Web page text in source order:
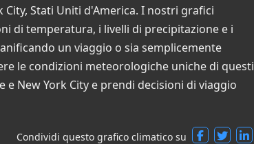
Stati Uniti d'America. I nostri grafici
di temperatura, i livelli di precipitazione e i
un viaggio o sia semplicemente
le condizioni meteorologiche uniche di questi
New York City e prendi decisioni di viaggio
Condividi questo grafico climatico su